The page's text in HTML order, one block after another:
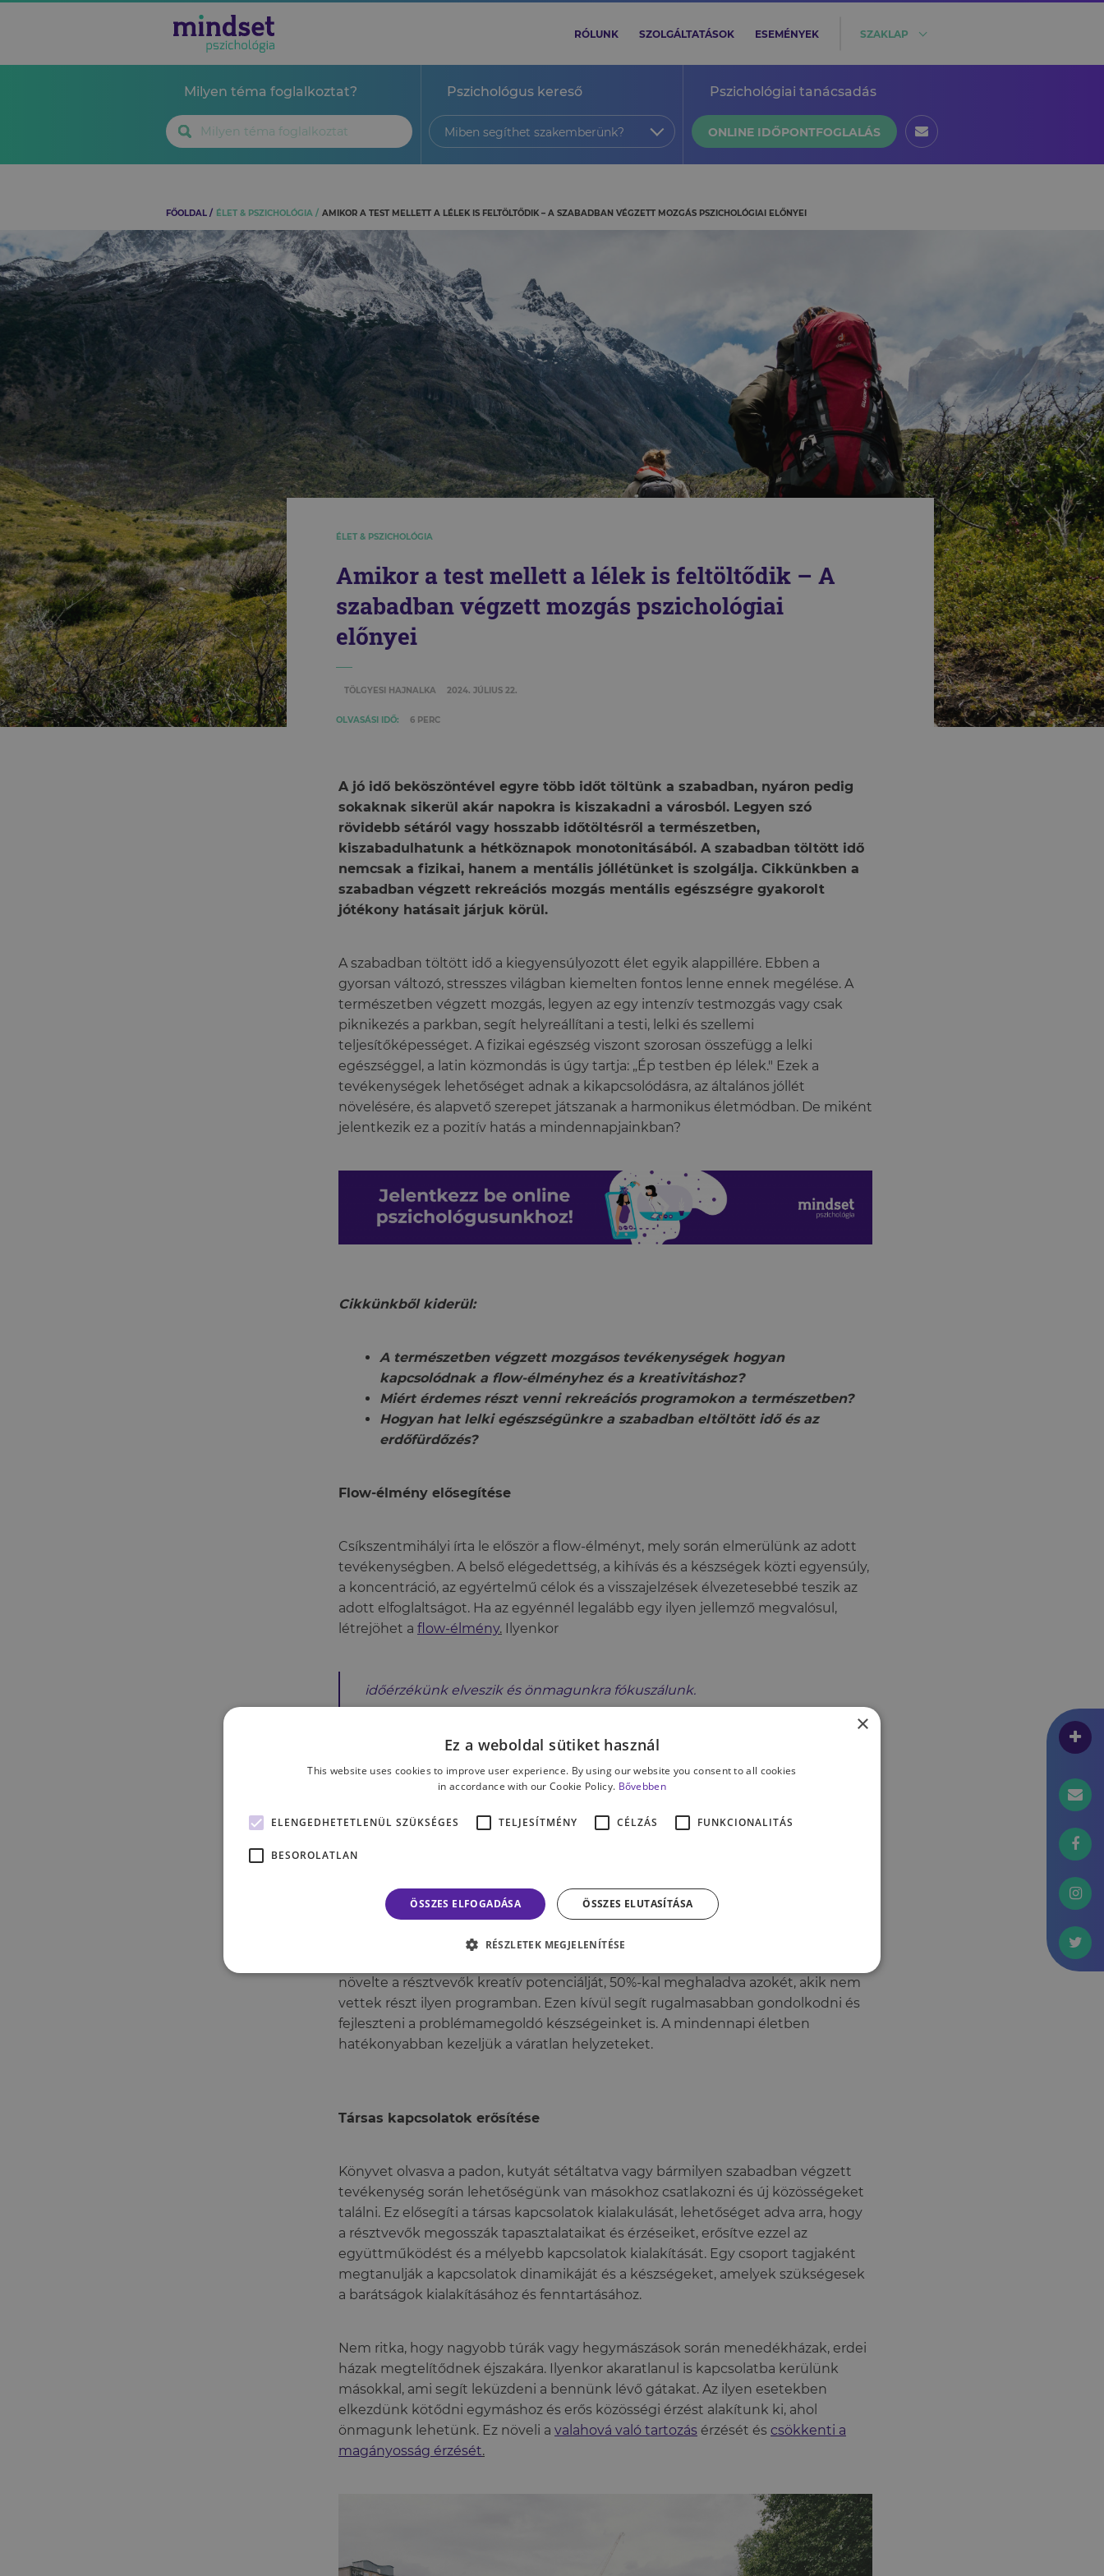
RÓLUNK SZOLGÁLTATÁSOK ESEMÉNYEK SZAKLAP
Milyen téma foglalkoztat? Pszichológus kereső
Miben segíthet szakemberünk?
Pszichológiai tanácsadás
ONLINE IDŐPONTFOGLALÁS
FŐOLDAL ÉLET & PSZICHOLÓGIA AMIKOR A TEST MELLETT A LÉLEK IS FELTÖLTŐDIK – A SZABADBAN VÉGZETT MOZGÁS PSZICHOLÓGIAI ELŐNYEI
ÉLET & PSZICHOLÓGIA
Amikor a test mellett a lélek is feltöltődik – A
szabadban végzett mozgás pszichológiai
előnyei
TÖLGYESI HAJNALKA 2024. JÚLIUS 22.
OLVASÁSI IDŐ: 6 PERC
A jó idő beköszöntével egyre több időt töltünk a szabadban, nyáron pedig
sokaknak sikerül akár napokra is kiszakadni a városból. Legyen szó
rövidebb sétáról vagy hosszabb időtöltésről a természetben,
kiszabadulhatunk a hétköznapok monotonitásából. A szabadban töltött idő
nemcsak a fizikai, hanem a mentális jóllétünket is szolgálja. Cikkünkben a
szabadban végzett rekreációs mozgás mentális egészségre gyakorolt
jótékony hatásait járjuk körül.
A szabadban töltött idő a kiegyensúlyozott élet egyik alappillére. Ebben a
gyorsan változó, stresszes világban kiemelten fontos lenne ennek megélése. A
természetben végzett mozgás, legyen az egy intenzív testmozgás vagy csak
piknikezés a parkban, segít helyreállítani a testi, lelki és szellemi
teljesítőképességet. A fizikai egészség viszont szorosan összefügg a lelki
egészséggel, a latin közmondás is úgy tartja: „Ép testben ép lélek." Ezek a
tevékenységek lehetőséget adnak a kikapcsolódásra, az általános jóllét
növelésére, és alapvető szerepet játszanak a harmonikus életmódban. De miként
jelentkezik ez a pozitív hatás a mindennapjainkban?
Cikkünkből kiderül:
A természetben végzett mozgásos tevékenységek hogyan
kapcsolódnak a flow-élményhez és a kreativitáshoz?
Miért érdemes részt venni rekreációs programokon a természetben?
Hogyan hat lelki egészségünkre a szabadban eltöltött idő és az
erdőfürdőzés?
Flow-élmény elősegítése
Csíkszentmihályi írta le először a flow-élményt, mely során elmerülünk az adott
tevékenységben. A belső elégedettség, a kihívás és a készségek közti egyensúly,
a koncentráció, az egyértelmű célok és a visszajelzések élvezetesebbé teszik az
adott elfoglaltságot. Ha az egyénnél legalább egy ilyen jellemző megvalósul,
létrejöhet a flow-élmény.Ilyenkor
időérzékünk elveszik és önmagunkra fókuszálunk.
A környezet kihívásai és szépsége, valamint a mozgásforma adta feladat teljesen
lefoglalja elménket. Ezáltal megszűnik számunkra a külvilág, és a hétköznapi
problémák, stresszfaktorok kizárása révén csökken a stressz.
A természet fontos szerepet játszik a kreativitásban. Különböző ingerek – például
a vizuális, auditív és taktilis –, valamint a szabadban végzett mozgás kíváncsivá
elősegítik az új ötletek születését
növelte a résztvevők kreatív potenciálját, 50%-kal meghaladva azokét, akik nem
vettek részt ilyen programban. Ezen kívül segít rugalmasabban gondolkodni és
fejleszteni a problémamegoldó készségeinket is. A mindennapi életben
hatékonyabban kezeljük a váratlan helyzeteket.
Társas kapcsolatok erősítése
Könyvet olvasva a padon, kutyát sétáltatva vagy bármilyen szabadban végzett
tevékenység során lehetőségünk van másokhoz csatlakozni és új közösségeket
találni. Ez elősegíti a társas kapcsolatok kialakulását, lehetőséget adva arra, hogy
a résztvevők megosszák tapasztalataikat és érzéseiket, erősítve ezzel az
együttműködést és a mélyebb kapcsolatok kialakítását. Egy csoport tagjaként
megtanulják a kapcsolatok dinamikáját és a készségeket, amelyek szükségesek
a barátságok kialakításához és fenntartásához.
Nem ritka, hogy nagyobb túrák vagy hegymászások során menedékházak, erdei
házak megtelítődnek éjszakára. Ilyenkor akaratlanul is kapcsolatba kerülünk
másokkal, ami segít leküzdeni a bennünk lévő gátakat. Az ilyen esetekben
elkezdünk kötődni egymáshoz és erős közösségi érzést alakítunk ki, ahol
önmagunk lehetünk. Ez növeli a valahová való tartozásérzését és csökkenti a
magányosság érzését.
×
Ez a weboldal sütiket használ
This website uses cookies to improve user experience. By using our website you consent to all cookies
in accordance with our Cookie Policy. Bővebben
ELENGEDHETETLENÜL SZÜKSÉGES TELJESÍTMÉNY CÉLZÁS FUNKCIONALITÁS
BESOROLATLAN
ÖSSZES ELFOGADÁSA ÖSSZES ELUTASÍTÁSA
RÉSZLETEK MEGJELENÍTÉSE